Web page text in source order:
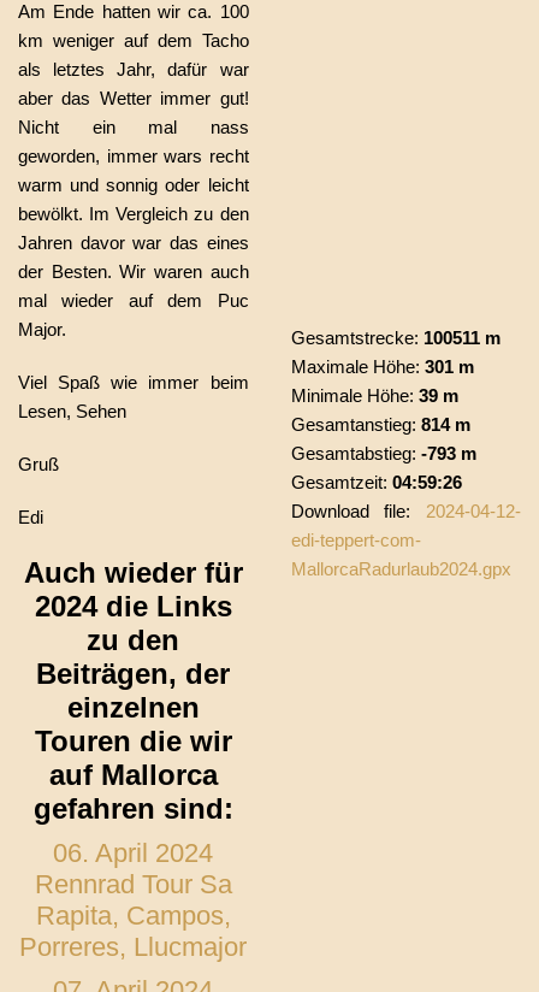
Am Ende hatten wir ca. 100
km weniger auf dem Tacho
als letztes Jahr, dafür war
aber das Wetter immer gut!
Nicht ein mal nass
geworden, immer wars recht
warm und sonnig oder leicht
bewölkt. Im Vergleich zu den
Jahren davor war das eines
der Besten. Wir waren auch
mal wieder auf dem Puc
Major.
Viel Spaß wie immer beim
Lesen, Sehen
Gruß
Edi
Auch wieder für
2024 die Links
zu den
Beiträgen, der
einzelnen
Touren die wir
auf Mallorca
gefahren sind:
06. April 2024
Rennrad Tour Sa
Rapita, Campos,
Porreres, Llucmajor
Gesamtstrecke: 100511 m
Maximale Höhe: 301 m
Minimale Höhe: 39 m
Gesamtanstieg: 814 m
Gesamtabstieg: -793 m
Gesamtzeit: 04:59:26
Download file: 2024-04-12-
edi-teppert-com-
MallorcaRadurlaub2024.gpx